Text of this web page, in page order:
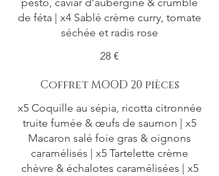
de féta | x4 Sablé crème curry, tomate
séchée et radis rose
28 €
Coffret MOOD 20 pièces
x5 Coquille au sépia, ricotta citronnée
truite fumée & œufs de saumon | x5
Macaron salé foie gras & oignons
caramélisés | x5 Tartelette crème
chèvre & échalotes caramélisées | x5